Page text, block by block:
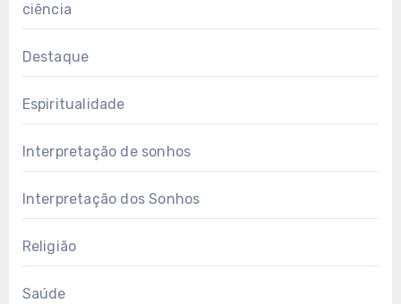
ciência
Destaque
Espiritualidade
Interpretação de sonhos
Interpretação dos Sonhos
Religião
Saúde